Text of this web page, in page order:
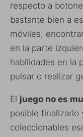
respecto a
bastante bien a
móviles,
en la parte
habilidades en la
pulsar o realizar
El juego no es
posible finalizarlo
coleccionables